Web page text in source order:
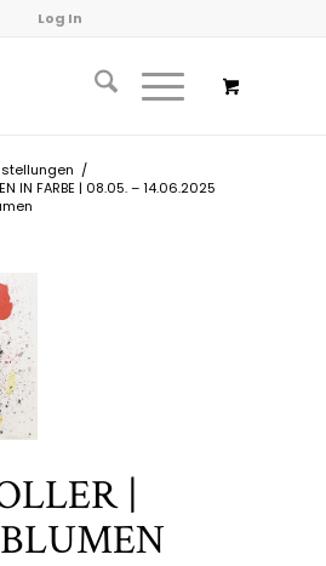
Log In
/
IN FARBE | 08.05. – 14.06.2025
|